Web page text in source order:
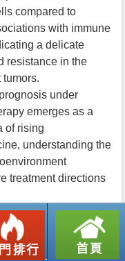
compared to
with immune
a delicate
resistance in the
under
emerges as a
of rising
understanding the
treatment directions
返回列表